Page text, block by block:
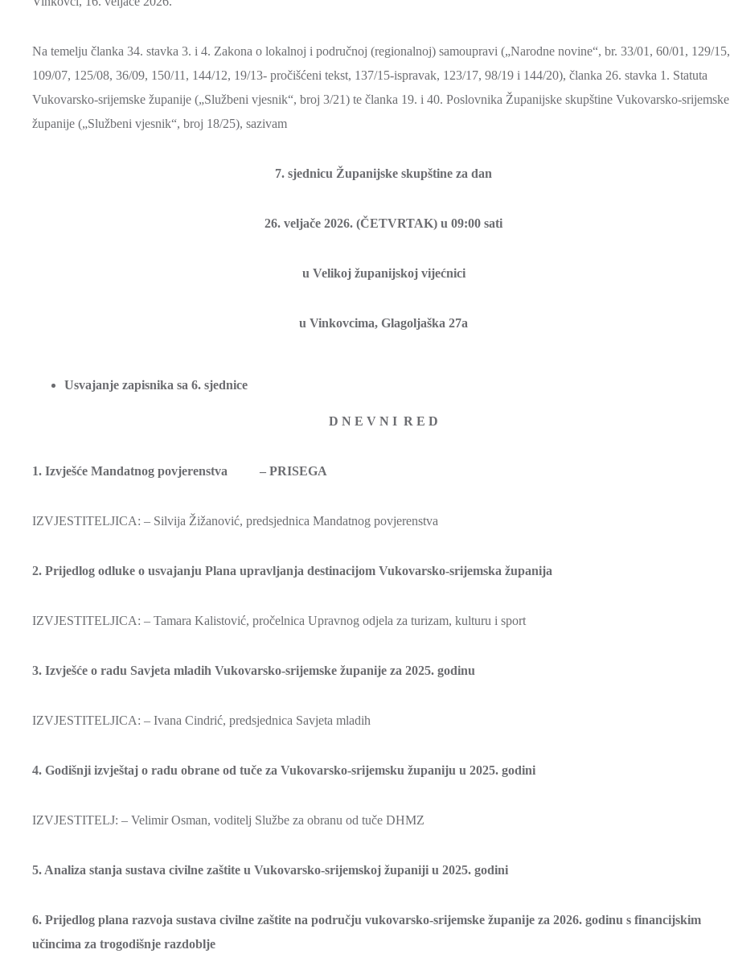
Na temelju članka 34. stavka 3. i 4. Zakona o lokalnoj i područnoj (regionalnoj) samoupravi („Narodne novine“, br. 33/01, 60/01, 129/15,
109/07, 125/08, 36/09, 150/11, 144/12, 19/13- pročišćeni tekst, 137/15-ispravak, 123/17, 98/19 i 144/20), članka 26. stavka 1. Statuta
Vukovarsko-srijemske županije („Službeni vjesnik“, broj 3/21) te članka 19. i 40. Poslovnika Županijske skupštine Vukovarsko-srijemske
županije („Službeni vjesnik“, broj 18/25), sazivam
7. sjednicu Županijske skupštine za dan
26. veljače 2026. (ČETVRTAK) u 09:00 sati
u Velikoj županijskoj vijećnici
u Vinkovcima, Glagoljaška 27a
Usvajanje zapisnika sa 6. sjednice
D N E V N I R E D
1. Izvješće Mandatnog povjerenstva – PRISEGA
IZVJESTITELJICA: – Silvija Žižanović, predsjednica Mandatnog povjerenstva
2. Prijedlog odluke o usvajanju Plana upravljanja destinacijom Vukovarsko-srijemska županija
IZVJESTITELJICA: – Tamara Kalistović, pročelnica Upravnog odjela za turizam, kulturu i sport
3. Izvješće o radu Savjeta mladih Vukovarsko-srijemske županije za 2025. godinu
IZVJESTITELJICA: – Ivana Cindrić, predsjednica Savjeta mladih
4. Godišnji izvještaj o radu obrane od tuče za Vukovarsko-srijemsku županiju u 2025. godini
IZVJESTITELJ: – Velimir Osman, voditelj Službe za obranu od tuče DHMZ
5. Analiza stanja sustava civilne zaštite u Vukovarsko-srijemskoj županiji u 2025. godini
6. Prijedlog plana razvoja sustava civilne zaštite na području vukovarsko-srijemske županije za 2026. godinu s financijskim
učincima za trogodišnje razdoblje